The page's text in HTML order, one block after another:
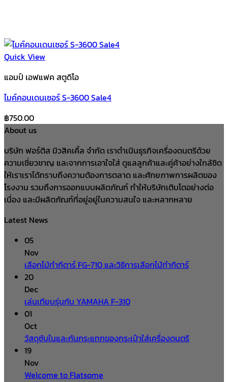
Quick View
แอมป์ เอฟแฟค สตูดิโอ
ไมค์คอนเดนเซอร์ S-3600 Sale4
฿750.00
About us
บริษัท ฟอร์ติส มิวสิคเคิ้ล จำกัด เราดำเนินธุรกิจเครื่องดนตรีด้วย
ความเชี่ยวชาญ และจากการเอาใจใส่ ดูแลลูกค้าและคู่ค้าอย่างใกล้ชิด
ให้เราเราได้ทราบถึงความต้องการตลาด และศักยภาพการผลิตของ
โรงงาน รวมถึงการออกแบบผลิตภัณฑ์ ทำให้บริษัทเติบโตอย่างต่อ
เนื่อง และมีผลิตภัณฑ์ที่อยู่อยู่ในความสนใจ และหลากหลาย
Latest News
05
Nov
เลือกไม้ทำกีตาร์ FG-710 และวิธีการเลือกไม้ทำกีตาร์
20
Dec
เล่นเทียบรุ่นกับ YAMAHA F-310
01
Oct
วัสดุซับในและกันกระแทกของกระเป๋าใส่เครื่องดนตรี
19
Nov
Welcome to Flatsome